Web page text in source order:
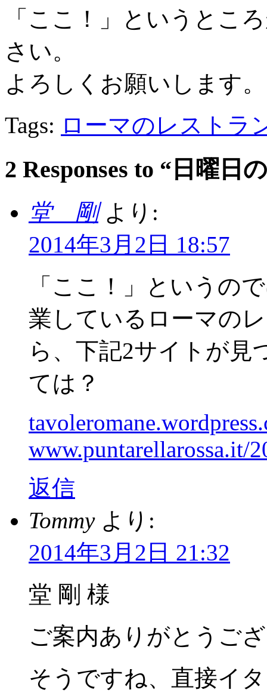
「ここ！」というとこ
さい。
よろしくお願いします。
Tags: ローマのレストラ
2 Responses to “日曜日
堂 剛 より:
2014年3月2日 18:57
「ここ！」というの
業しているローマの
ら、下記2サイトが見
ては？
www.puntarellarossa.it/
返信
Tommy より:
2014年3月2日 21:32
堂 剛 様
ご案内ありがとうご
そうですね、直接イ